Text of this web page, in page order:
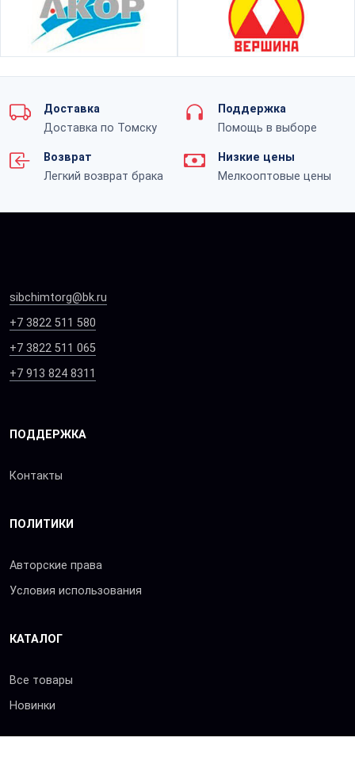
Доставка
Доставка по Томску
Поддержка
Помощь в выборе
Возврат
Легкий возврат брака
Низкие цены
Мелкооптовые цены
sibchimtorg@bk.ru
+7 3822 511 580
+7 3822 511 065
+7 913 824 8311
ПОДДЕРЖКА
Контакты
ПОЛИТИКИ
Авторские права
Условия использования
КАТАЛОГ
Все товары
Новинки